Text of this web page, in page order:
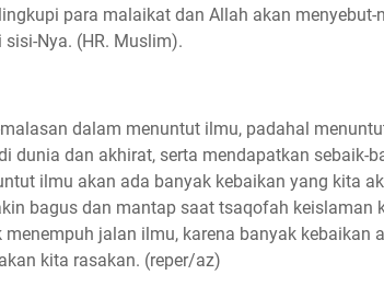
para malaikat dan Allah akan menyebut-
Nya. (HR. Muslim).
dalam menuntut ilmu, padahal
dunia dan akhirat, serta mendapatkan sebaik-
ilmu akan ada banyak kebaikan yang kita
bagus dan mantap saat tsaqofah keislaman
jalan ilmu, karena banyak kebaikan
kita rasakan. (reper/az)